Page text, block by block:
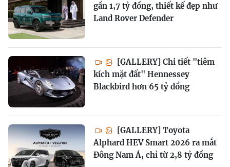
gần 1,7 tỷ đồng, thiết kế đẹp như
Land Rover Defender
[GALLERY] Chi tiết "tiêm
kích mặt đất" Hennessey
Blackbird hơn 65 tỷ đồng
[GALLERY] Toyota
Alphard HEV Smart 2026 ra mắt
Đông Nam Á, chỉ từ 2,8 tỷ đồng